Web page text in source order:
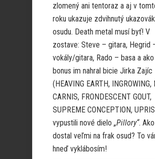
zlomený ani tentoraz a aj v
roku ukazuje zdvihnutý ukazovák
osudu. Death metal musí byť! V
zostave: Steve – gitara, Hegrid
vokály/gitara, Rado – basa a ako
bonus im nahral bicie Jirka Zajíc
(HEAVING EARTH, INGROWING,
CARNIS, FRONDESCENT GOUT,
SUPREME CONCEPTION,
vypustili nové dielo „Pillory“. Ako
dostal veľmi na frak osud? To
hneď vyklábosím!